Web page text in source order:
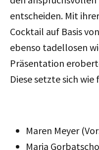
entscheiden. Mit
Cocktail auf Basis
ebenso tadellosen
Präsentation
Diese setzte sich
Maren Meyer
Maria